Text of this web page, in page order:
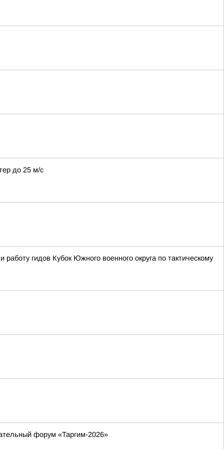
до 25 м/с
гидов Кубок Южного военного округа по тактическому
форум «Таргим-2026»